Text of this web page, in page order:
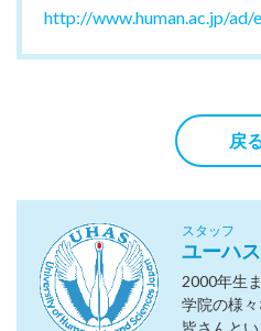
http://www.human.ac.jp/ad/
戻
スタッフ
ユーハス
2000年生
学院の様
皆さんと